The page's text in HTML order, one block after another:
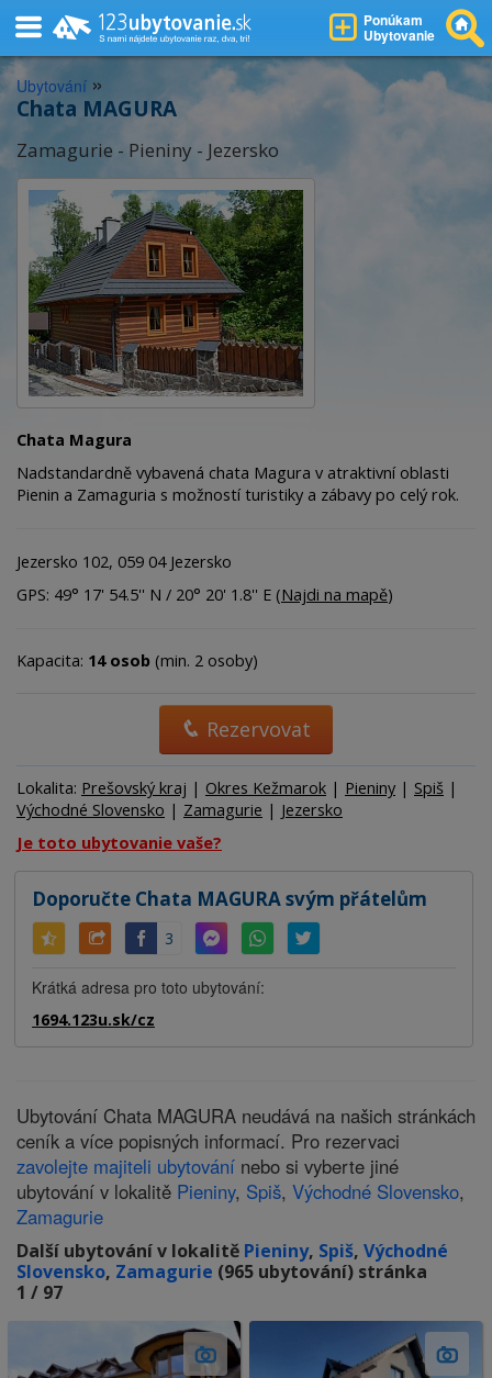
Ponúkam
Ubytovanie
Ubytování »
Chata MAGURA
Zamagurie - Pieniny - Jezersko
Chata Magura
Nadstandardně vybavená chata Magura v atraktivní oblasti
Pienin a Zamaguria s možností turistiky a zábavy po celý rok.
Jezersko 102, 059 04 Jezersko
GPS: 49° 17' 54.5'' N / 20° 20' 1.8'' E (Najdi na mapě)
Kapacita: 14 osob (min. 2 osoby)
Rezervovat
Lokalita: Prešovský kraj | Okres Kežmarok | Pieniny | Spiš |
Východné Slovensko | Zamagurie | Jezersko
Je toto ubytovanie vaše?
Doporučte Chata MAGURA svým přátelům
3
Krátká adresa pro toto ubytování:
1694.123u.sk/cz
Ubytování Chata MAGURA neudává na našich stránkách
ceník a více popisných informací. Pro rezervaci
zavolejte majiteli ubytování nebo si vyberte jiné
ubytování v lokalitě Pieniny, Spiš, Východné Slovensko,
Zamagurie
Další ubytování v lokalitě Pieniny, Spiš, Východné
Slovensko, Zamagurie (965 ubytování) stránka
1 / 97